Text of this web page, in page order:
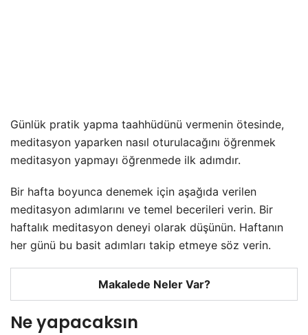
Günlük pratik yapma taahhüdünü vermenin ötesinde,
meditasyon yaparken nasıl oturulacağını öğrenmek
meditasyon yapmayı öğrenmede ilk adımdır.
Bir hafta boyunca denemek için aşağıda verilen
meditasyon adımlarını ve temel becerileri verin. Bir
haftalık meditasyon deneyi olarak düşünün. Haftanın
her günü bu basit adımları takip etmeye söz verin.
Makalede Neler Var?
Ne yapacaksın